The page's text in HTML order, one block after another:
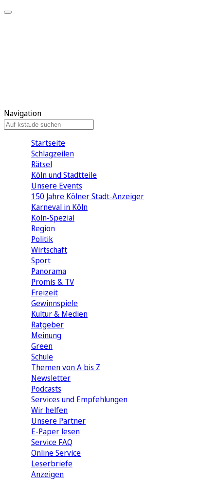
Navigation
Startseite
Schlagzeilen
Rätsel
Köln und Stadtteile
Unsere Events
150 Jahre Kölner Stadt-Anzeiger
Karneval in Köln
Köln-Spezial
Region
Politik
Wirtschaft
Sport
Panorama
Promis & TV
Freizeit
Gewinnspiele
Kultur & Medien
Ratgeber
Meinung
Green
Schule
Themen von A bis Z
Newsletter
Podcasts
Services und Empfehlungen
Wir helfen
Unsere Partner
E-Paper lesen
Service FAQ
Online Service
Leserbriefe
Anzeigen